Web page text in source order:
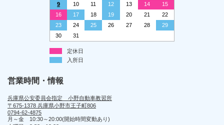
9
10 11 12 13 14
15
16
17 18 19 20 21
22
23
24 25 26 27 28
29
30
31
定休日
入所日
営業時間・情報
兵庫県公安委員会指定 小野自動車教習所
〒675-1378 兵庫県小野市王子町806
0794-62-4875
月～金 10:30～20:00(開始時間変動あり)